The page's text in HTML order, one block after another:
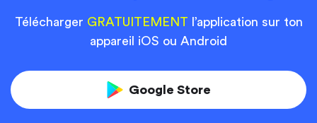
Télécharger GRATUITEMENT l’application sur ton
appareil iOS ou Android
Google Store